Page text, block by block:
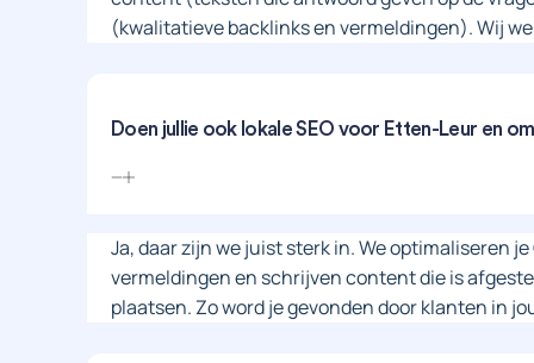
(kwalitatieve backlinks en vermeldingen). Wij
Doen jullie ook lokale SEO voor Etten-Leur en
Ja, daar zijn we juist sterk in. We optimaliseren
vermeldingen en schrijven content die is
plaatsen. Zo word je gevonden door klanten in